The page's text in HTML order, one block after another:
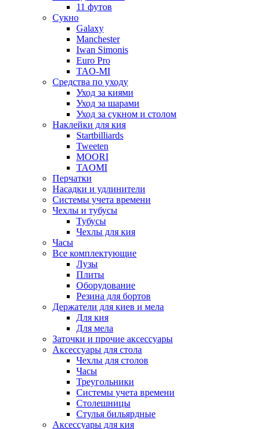
11 футов
Сукно
Galaxy
Manchester
Iwan Simonis
Euro Pro
TAO-MI
Средства по уходу
Уход за киями
Уход за шарами
Уход за сукном и столом
Наклейки для кия
Startbilliards
Tweeten
MOORI
TAOMI
Перчатки
Насадки и удлинители
Системы учета времени
Чехлы и тубусы
Тубусы
Чехлы для кия
Часы
Все комплектующие
Лузы
Плиты
Оборудование
Резина для бортов
Держатели для киев и мела
Для кия
Для мела
Заточки и прочие аксессуары
Аксессуары для стола
Чехлы для столов
Часы
Треугольники
Системы учета времени
Столешницы
Стулья бильярдные
Аксессуары для кия